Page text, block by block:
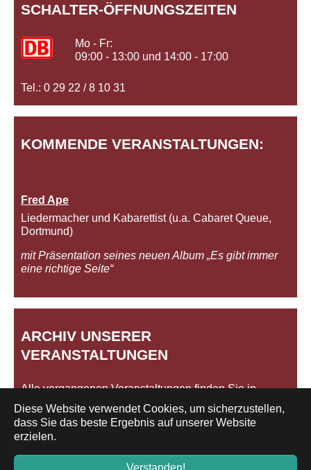
Diese Website verwendet Cookies, um sicherzustellen,
dass Sie das beste Ergebnis auf unserer Website
erzielen.
Verstanden!
SCHALTER-ÖFFNUNGSZEITEN
Mo - Fr:
09:00 - 13:00 und 14:00 - 17:00
Tel.: 0 29 22 / 8 10 31
KOMMENDE VERANSTALTUNGEN:
Fred Ape
Liedermacher und Kabarettist (u.a. Cabaret Queue,
Dortmund)
mit Präsentation seines neuen Album „Es gibt immer
eine richtige Seite“
ARCHIV UNSERER
VERANSTALTUNGEN
Alle vergangenen Veranstaltungen finden Sie in
unserem
Archiv
Impressum/Datenschutz